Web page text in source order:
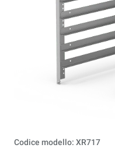
Codice modello: XR717